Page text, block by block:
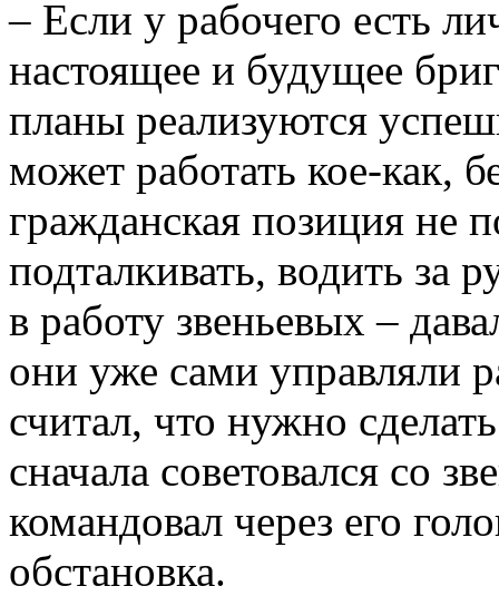
– Если у рабочего есть
настоящее и будущее
планы реализуются
может работать кое-как,
гражданская позиция не
подталкивать, водить за
в работу звеньевых –
они уже сами управляли
считал, что нужно
сначала советовался со
командовал через его
обстановка.